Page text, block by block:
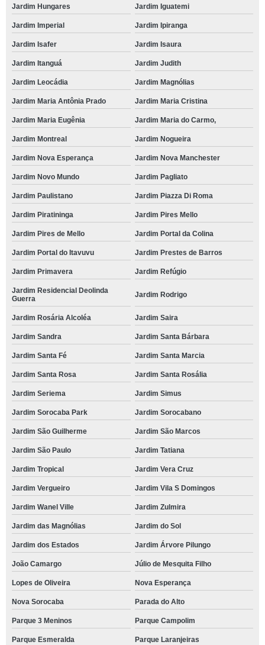
Jardim Hungares Jardim Iguatemi
Jardim Imperial Jardim Ipiranga
Jardim Isafer Jardim Isaura
Jardim Itanguá Jardim Judith
Jardim Leocádia Jardim Magnólias
Jardim Maria Antônia Prado Jardim Maria Cristina
Jardim Maria Eugênia Jardim Maria do Carmo,
Jardim Montreal Jardim Nogueira
Jardim Nova Esperança Jardim Nova Manchester
Jardim Novo Mundo Jardim Pagliato
Jardim Paulistano Jardim Piazza Di Roma
Jardim Piratininga Jardim Pires Mello
Jardim Pires de Mello Jardim Portal da Colina
Jardim Portal do Itavuvu Jardim Prestes de Barros
Jardim Primavera Jardim Refúgio
Jardim Residencial Deolinda
Guerra
Jardim Rodrigo
Jardim Rosária Alcoléa Jardim Saira
Jardim Sandra Jardim Santa Bárbara
Jardim Santa Fé Jardim Santa Marcia
Jardim Santa Rosa Jardim Santa Rosália
Jardim Seriema Jardim Simus
Jardim Sorocaba Park Jardim Sorocabano
Jardim São Guilherme Jardim São Marcos
Jardim São Paulo Jardim Tatiana
Jardim Tropical Jardim Vera Cruz
Jardim Vergueiro Jardim Vila S Domingos
Jardim Wanel Ville Jardim Zulmira
Jardim das Magnólias Jardim do Sol
Jardim dos Estados Jardim Árvore Pilungo
João Camargo Júlio de Mesquita Filho
Lopes de Oliveira Nova Esperança
Nova Sorocaba Parada do Alto
Parque 3 Meninos Parque Campolim
Parque Esmeralda Parque Laranjeiras